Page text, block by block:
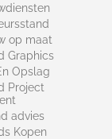
op maat​
Graphics
Opslag
Project
advies
Kopen